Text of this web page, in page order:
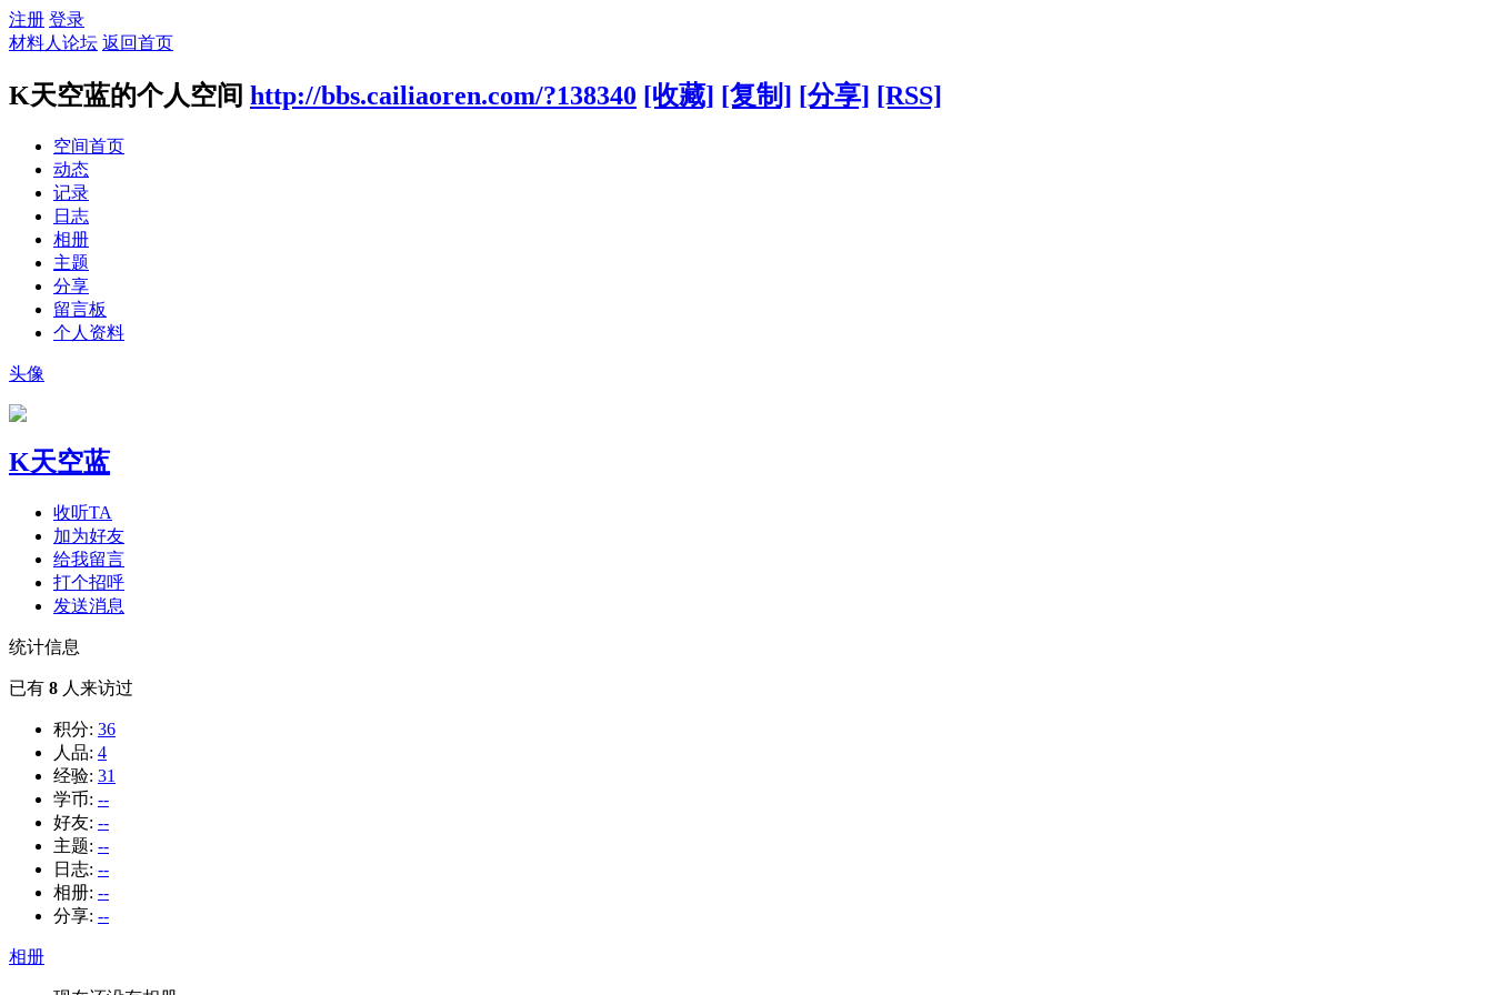
注册 登录
材料人论坛 返回首页
K天空蓝的个人空间 http://bbs.cailiaoren.com/?138340 [收藏] [复制] [分享] [RSS]
空间首页
动态
记录
日志
相册
主题
分享
留言板
个人资料
头像
K天空蓝
收听TA
加为好友
给我留言
打个招呼
发送消息
统计信息
已有 8 人来访过
积分: 36
人品: 4
经验: 31
学币: --
好友: --
主题: --
日志: --
相册: --
分享: --
相册